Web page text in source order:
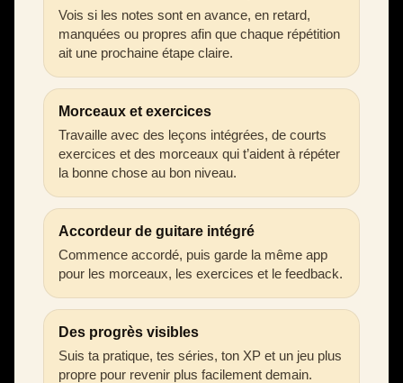
Vois si les notes sont en avance, en retard,
manquées ou propres afin que chaque répétition
ait une prochaine étape claire.
Morceaux et exercices
Travaille avec des leçons intégrées, de courts
exercices et des morceaux qui t’aident à répéter
la bonne chose au bon niveau.
Accordeur de guitare intégré
Commence accordé, puis garde la même app
pour les morceaux, les exercices et le feedback.
Des progrès visibles
Suis ta pratique, tes séries, ton XP et un jeu plus
propre pour revenir plus facilement demain.